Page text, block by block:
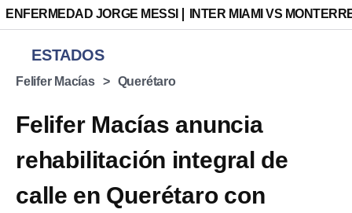
ENFERMEDAD JORGE MESSI INTER MIAMI VS
ESTADOS
Felifer Macías Querétaro
Felifer Macías anuncia
rehabilitación integral de
calle en Querétaro con